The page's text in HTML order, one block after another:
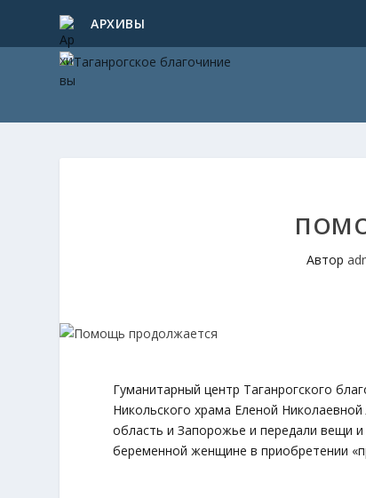
АРХИВЫ
Автор
Гуманитарный центр Таганрогского
Никольского храма Еленой
область и Запорожье и передали вещи
беременной женщине в приобретении